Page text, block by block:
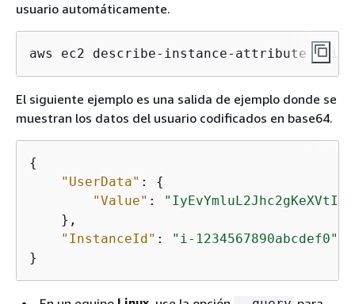
usuario automáticamente.
aws ec2 describe-instance-attribute --
El siguiente ejemplo es una salida de ejemplo donde se
muestran los datos del usuario codificados en base64.
{
"UserData" : {
"Value" :
    },
"InstanceId" :
"i-1234567890abcdef0"
}